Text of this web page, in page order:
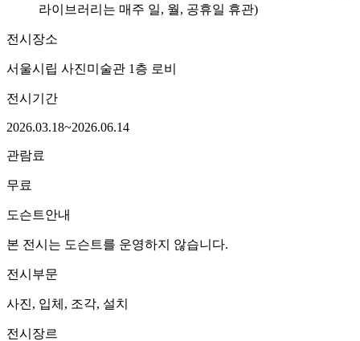
라이브러리는 매주 일, 월, 공휴일 휴관)
전시장소
서울시립 사진미술관 1층 로비
전시기간
2026.03.18~2026.06.14
관람료
무료
도슨트안내
본 전시는 도슨트를 운영하지 않습니다.
전시부문
사진, 입체, 조각, 설치
전시장르